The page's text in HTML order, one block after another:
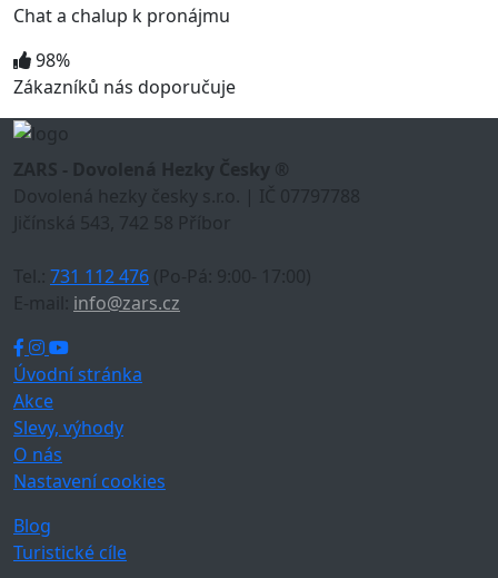
Chat a chalup k pronájmu
98%
Zákazníků nás doporučuje
ZARS - Dovolená Hezky Česky ®
Dovolená hezky česky s.r.o. | IČ 07797788
Jičínská 543, 742 58 Příbor
Tel.: 731 112 476 (Po-Pá: 9:00- 17:00)
E-mail: info@zars.cz
Úvodní stránka
Akce
Slevy, výhody
O nás
Nastavení cookies
Blog
Turistické cíle